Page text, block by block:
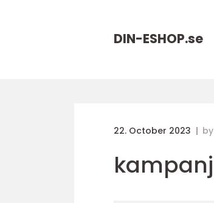
DIN-ESHOP.se
22. October 2023 by
kampanj